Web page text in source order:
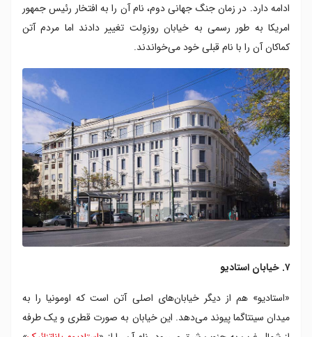
ادامه دارد. در زمان جنگ جهانی دوم، نام آن را به افتخار رئیس جمهور
امریکا به طور رسمی به خیابان روزوِلت تغییر دادند اما مردم آتن
کماکان آن را با نام قبلی خود می‌خواندند.
۷. خیابان استادیو
«استادیو» هم از دیگر خیابان‌های اصلی آتن است که اومونیا را به
میدان سینتاگما پیوند می‌دهد. این خیابان به صورت قطری و یک طرفه